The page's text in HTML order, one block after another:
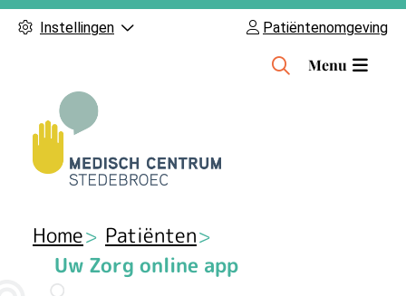
Instellingen Patiëntenomgeving
H
Menu
Home
Patiënten
Uw Zorg online app